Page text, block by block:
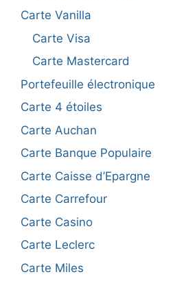
Carte Vanilla
Carte Visa
Carte Mastercard
Portefeuille électronique
Carte 4 étoiles
Carte Auchan
Carte Banque Populaire
Carte Caisse d’Epargne
Carte Carrefour
Carte Casino
Carte Leclerc
Carte Miles